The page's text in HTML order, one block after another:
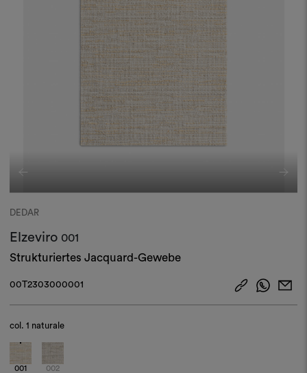
DEDAR
Elzeviro 001
Strukturiertes Jacquard-Gewebe
00T2303000001
col.1 naturale
001 002